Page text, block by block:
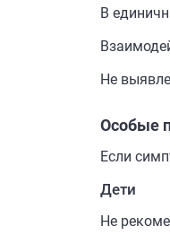
В
Не
Особые
Если
Дети
Не